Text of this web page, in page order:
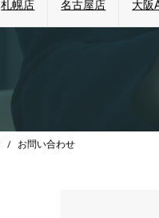
札幌店 名古屋店 大阪
お問い合わせ